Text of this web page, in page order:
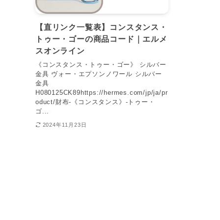
【直リンク一覧表】コンスタンス・
トゥー・ゴーの商品コード｜エルメ
スオンライン
《コンスタンス・トゥー・ゴー》 シルバー
金具 ヴォー・エプソンノワール シルバー
金具
H080125CK89https://hermes.com/jp/ja/pr
oduct/財布-《コンスタンス》-トゥー・
ゴ...
2024年11月23日